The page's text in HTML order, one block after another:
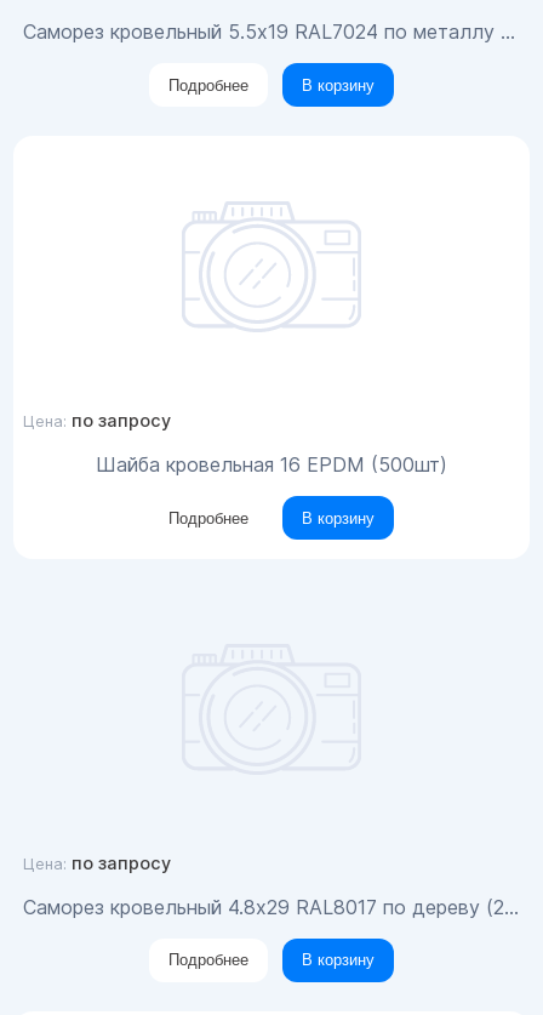
Саморез кровельный 5.5x19 RAL7024 по металлу (100шт)
Подробнее В корзину
Цена: по запросу
Шайба кровельная 16 EPDM (500шт)
Подробнее В корзину
Цена: по запросу
Саморез кровельный 4.8x29 RAL8017 по дереву (200шт)
Подробнее В корзину